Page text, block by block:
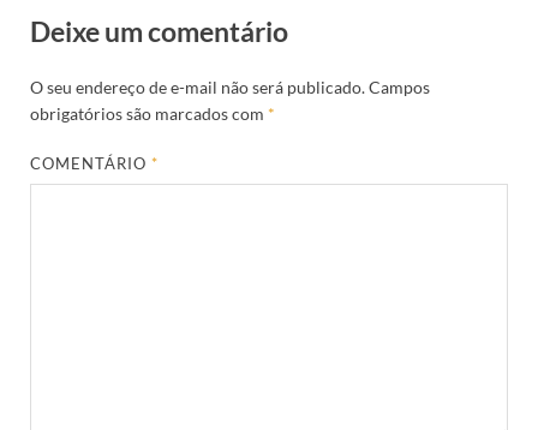
Deixe um comentário
O seu endereço de e-mail não será publicado.Campos
obrigatórios são marcados com *
COMENTÁRIO*